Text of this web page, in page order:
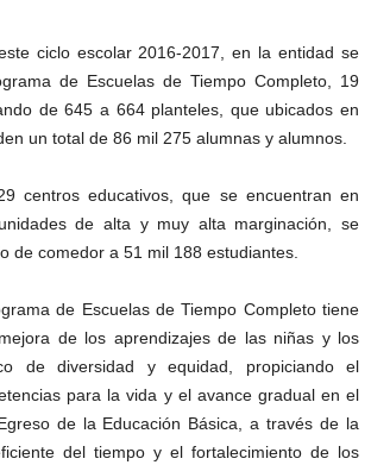
ciclo escolar 2016-2017, en la entidad se
de Escuelas de Tiempo Completo, 19
de 645 a 664 planteles, que ubicados en
un total de 86 mil 275 alumnas y alumnos.
centros educativos, que se encuentran en
de alta y muy alta marginación, se
de comedor a 51 mil 188 estudiantes.
de Escuelas de Tiempo Completo tiene
de los aprendizajes de las niñas y los
de diversidad y equidad, propiciando el
para la vida y el avance gradual en el
de la Educación Básica, a través de la
del tiempo y el fortalecimiento de los